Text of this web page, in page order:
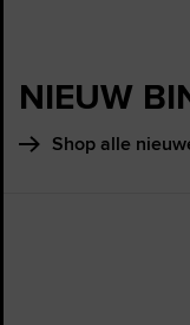
NIEUW
Shop alle